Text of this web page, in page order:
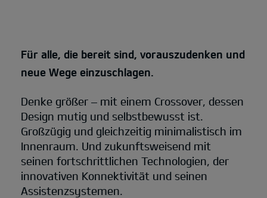
Für alle, die bereit sind, vorauszudenken und
neue Wege einzuschlagen.
Denke größer – mit einem Crossover, dessen
Design mutig und selbstbewusst ist.
Großzügig und gleichzeitig minimalistisch im
Innenraum. Und zukunftsweisend mit
seinen fortschrittlichen Technologien, der
innovativen Konnektivität und seinen
Assistenzsystemen.